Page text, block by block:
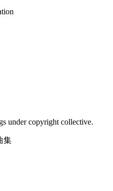
under copyright collective.
集